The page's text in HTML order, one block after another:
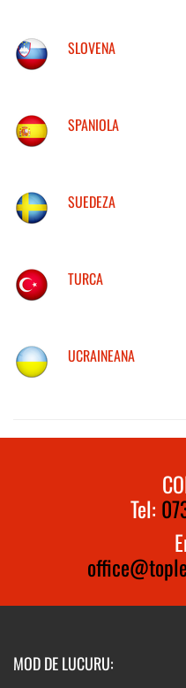
SLOVENA
SPANIOLA
SUEDEZA
TURCA
UCRAINEANA
Tel:
MOD DE LUCURU: